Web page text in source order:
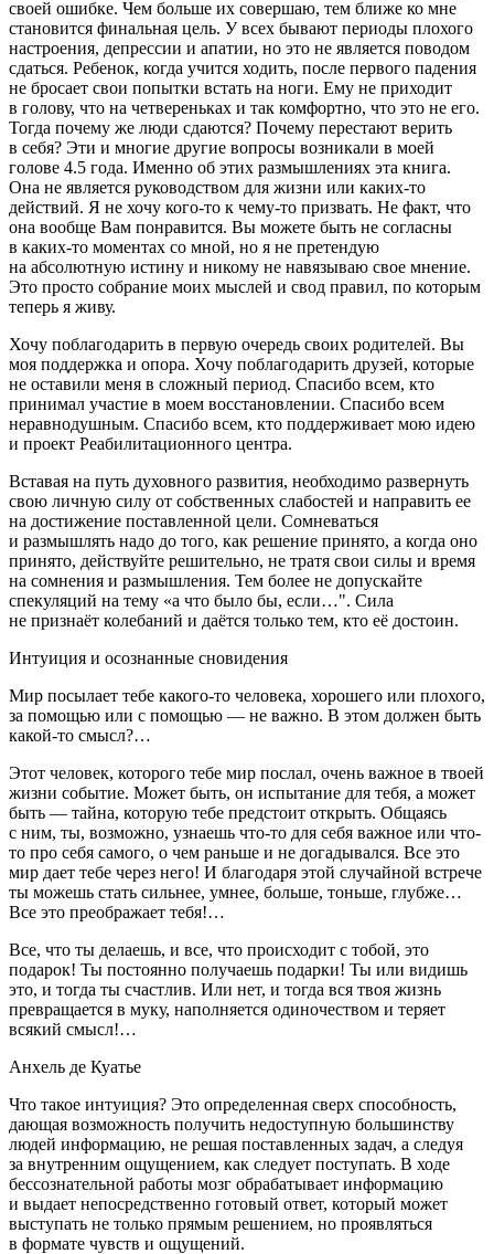
своей ошибке. Чем больше их совершаю, тем ближе ко мне
становится финальная цель. У всех бывают периоды плохого
настроения, депрессии и апатии, но это не является поводом
сдаться. Ребенок, когда учится ходить, после первого падения
не бросает свои попытки встать на ноги. Ему не приходит
в голову, что на четвереньках и так комфортно, что это не его.
Тогда почему же люди сдаются? Почему перестают верить
в себя? Эти и многие другие вопросы возникали в моей
голове 4.5 года. Именно об этих размышлениях эта книга.
Она не является руководством для жизни или каких-то
действий. Я не хочу кого-то к чему-то призвать. Не факт, что
она вообще Вам понравится. Вы можете быть не согласны
в каких-то моментах со мной, но я не претендую
на абсолютную истину и никому не навязываю свое мнение.
Это просто собрание моих мыслей и свод правил, по которым
теперь я живу.
Хочу поблагодарить в первую очередь своих родителей. Вы
моя поддержка и опора. Хочу поблагодарить друзей, которые
не оставили меня в сложный период. Спасибо всем, кто
принимал участие в моем восстановлении. Спасибо всем
неравнодушным. Спасибо всем, кто поддерживает мою идею
и проект Реабилитационного центра.
Вставая на путь духовного развития, необходимо развернуть
свою личную силу от собственных слабостей и направить ее
на достижение поставленной цели. Сомневаться
и размышлять надо до того, как решение принято, а когда оно
принято, действуйте решительно, не тратя свои силы и время
на сомнения и размышления. Тем более не допускайте
спекуляций на тему «а что было бы, если…". Сила
не признаёт колебаний и даётся только тем, кто её достоин.
Интуиция и осознанные сновидения
Мир посылает тебе какого-то человека, хорошего или плохого,
за помощью или с помощью — не важно. В этом должен быть
какой-то смысл?…
Этот человек, которого тебе мир послал, очень важное в твоей
жизни событие. Может быть, он испытание для тебя, а может
быть — тайна, которую тебе предстоит открыть. Общаясь
с ним, ты, возможно, узнаешь что-то для себя важное или что-
то про себя самого, о чем раньше и не догадывался. Все это
мир дает тебе через него! И благодаря этой случайной встрече
ты можешь стать сильнее, умнее, больше, тоньше, глубже…
Все это преображает тебя!…
Все, что ты делаешь, и все, что происходит с тобой, это
подарок! Ты постоянно получаешь подарки! Ты или видишь
это, и тогда ты счастлив. Или нет, и тогда вся твоя жизнь
превращается в муку, наполняется одиночеством и теряет
всякий смысл!…
Анхель де Куатье
Что такое интуиция? Это определенная сверх способность,
дающая возможность получить недоступную большинству
людей информацию, не решая поставленных задач, а следуя
за внутренним ощущением, как следует поступать. В ходе
бессознательной работы мозг обрабатывает информацию
и выдает непосредственно готовый ответ, который может
выступать не только прямым решением, но проявляться
в формате чувств и ощущений.